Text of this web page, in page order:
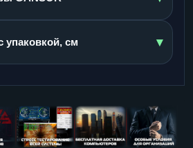
упаковкой, см ▾